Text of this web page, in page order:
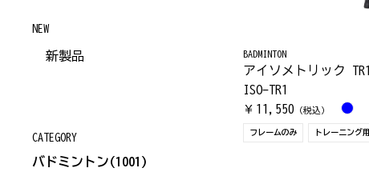
BADMINTON
アイソメトリック TR1
ISO-TR1
￥ 11,550 （税込）
フレームのみ トレーニング用
NEW
新製品
CATEGORY
バドミントン(1001)